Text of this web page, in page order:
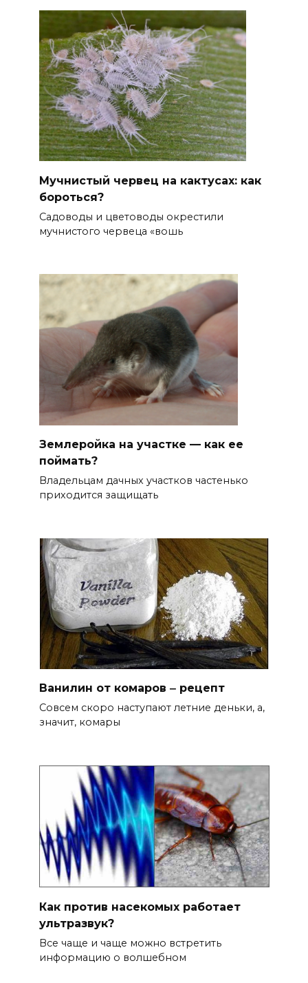
Мучнистый червец на кактусах: как
бороться?
Садоводы и цветоводы окрестили
мучнистого червеца «вошь
Землеройка на участке — как ее
поймать?
Владельцам дачных участков частенько
приходится защищать
Ванилин от комаров ‒ рецепт
Совсем скоро наступают летние деньки, а,
значит, комары
Как против насекомых работает
ультразвук?
Все чаще и чаще можно встретить
информацию о волшебном